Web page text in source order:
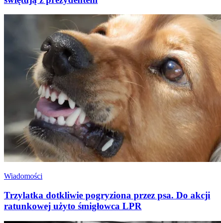
Wiadomości
Trzylatka dotkliwie pogryziona przez psa. Do akcji
ratunkowej użyto śmigłowca LPR